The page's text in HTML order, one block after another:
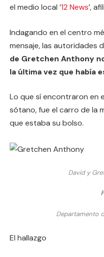
el medio local ’12 News’,
Indagando en el centro
mensaje, las autoridades
de Gretchen Anthony
la última vez que había
Lo que sí encontraron en
sótano, fue el carro de la
que estaba su bolso.
David y
Departamento
El hallazgo